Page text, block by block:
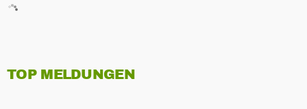
TOP MELDUNGEN